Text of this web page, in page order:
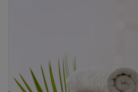
Dimanche
Chi Va Thaï - Émile Zola est un